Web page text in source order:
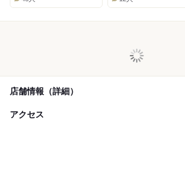
店舗情報（詳細）
アクセス